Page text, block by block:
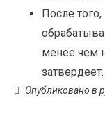
После
менее чем
затвердеет.
Опубликовано в